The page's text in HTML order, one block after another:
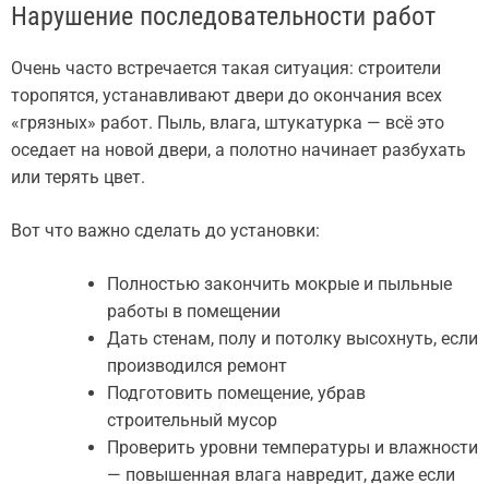
Нарушение последовательности работ
Очень часто встречается такая ситуация: строители
торопятся, устанавливают двери до окончания всех
«грязных» работ. Пыль, влага, штукатурка — всё это
оседает на новой двери, а полотно начинает разбухать
или терять цвет.
Вот что важно сделать до установки:
Полностью закончить мокрые и пыльные
работы в помещении
Дать стенам, полу и потолку высохнуть, если
производился ремонт
Подготовить помещение, убрав
строительный мусор
Проверить уровни температуры и влажности
— повышенная влага навредит, даже если